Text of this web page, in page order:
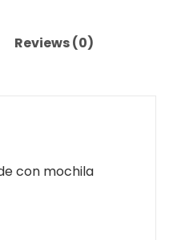
Reviews (0)
con mochila